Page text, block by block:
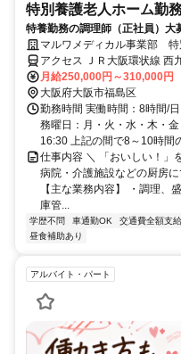
特別養護老人ホーム勤
特養勤務の調理師（正社員）大
マルワメディカル事業部
アクセス ＪＲ大阪環状線 西
田（大阪環状線）徒歩約12
4番口徒歩約12分
月給250,000円～310,000円
大阪府大阪市福島区
勤務時間 実働時間：8時間/
務曜日：月・火・水・木・
16:30 上記の間で8～10時間
仕事内容 ＼ 「おいしい！」
病院・介護施設などの厨房
【主な業務内容】 ・調理、
庫管...
学歴不問 車通勤OK 交通費全額支給
昼食補助あり
アルバイト・パート